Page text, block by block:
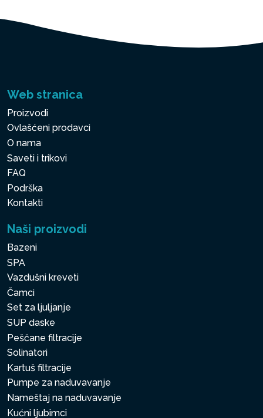
Web stranica
Proizvodi
Ovlašćeni prodavci
O nama
Saveti i trikovi
FAQ
Podrška
Kontakti
Naši proizvodi
Bazeni
SPA
Vazdušni kreveti
Čamci
Set za ljuljanje
SUP daske
Peščane filtracije
Solinatori
Kartuš filtracije
Pumpe za naduvavanje
Nameštaj na naduvavanje
Kućni ljubimci